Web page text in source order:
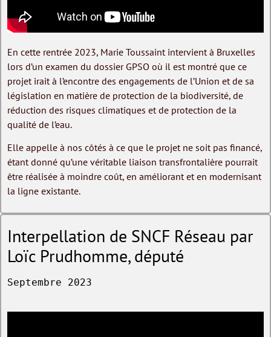
En cette rentrée 2023, Marie Toussaint intervient à Bruxelles
lors d’un examen du dossier GPSO où il est montré que ce
projet irait à l’encontre des engagements de l’Union et de sa
législation en matière de protection de la biodiversité, de
réduction des risques climatiques et de protection de la
qualité de l’eau.
Elle appelle à nos côtés à ce que le projet ne soit pas financé,
étant donné qu’une véritable liaison transfrontalière pourrait
être réalisée à moindre coût, en améliorant et en modernisant
la ligne existante.
Interpellation de SNCF Réseau par
Loïc Prudhomme, député
Septembre 2023